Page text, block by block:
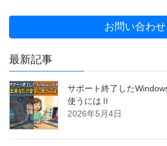
お問い合わせ
最新記事
サポート終了した
使うにはⅡ
2026年5月4日